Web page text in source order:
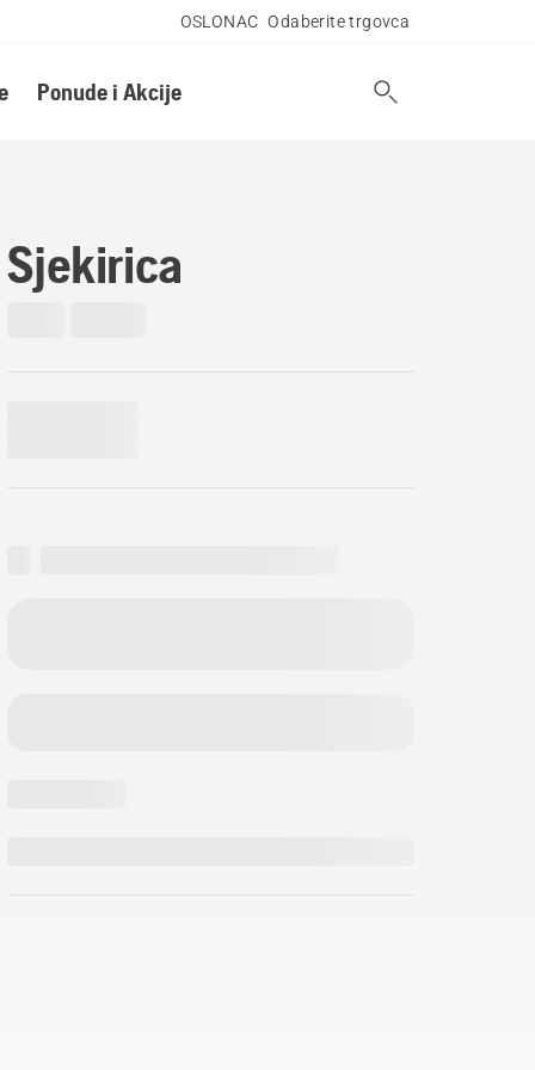
OSLONAC Odaberite trgovca
Ponude i Akcije
Sjekirica